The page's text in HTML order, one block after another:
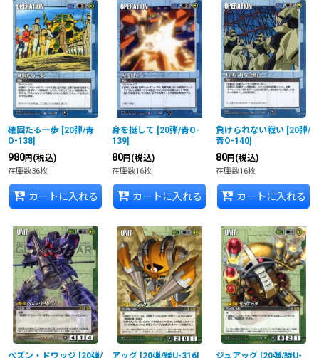
確固たる一歩 [20弾/青
O-138]
980円 (税込)
在庫数36枚
カートに入れる
身を挺して [20弾/青O-
139]
80円 (税込)
在庫数16枚
カートに入れる
負けられない戦い [20弾/
青O-140]
80円 (税込)
在庫数16枚
カートに入れる